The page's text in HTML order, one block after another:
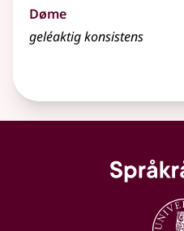
Døme
geléaktig konsistens